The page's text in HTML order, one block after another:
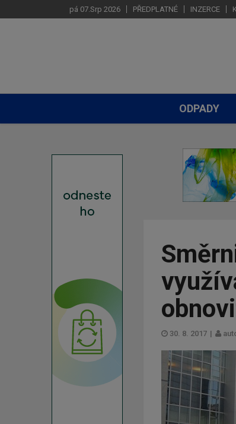
pá 07.Srp 2026 PŘEDPLATNÉ INZERCE
ODPADY
30. 8. 2017 |